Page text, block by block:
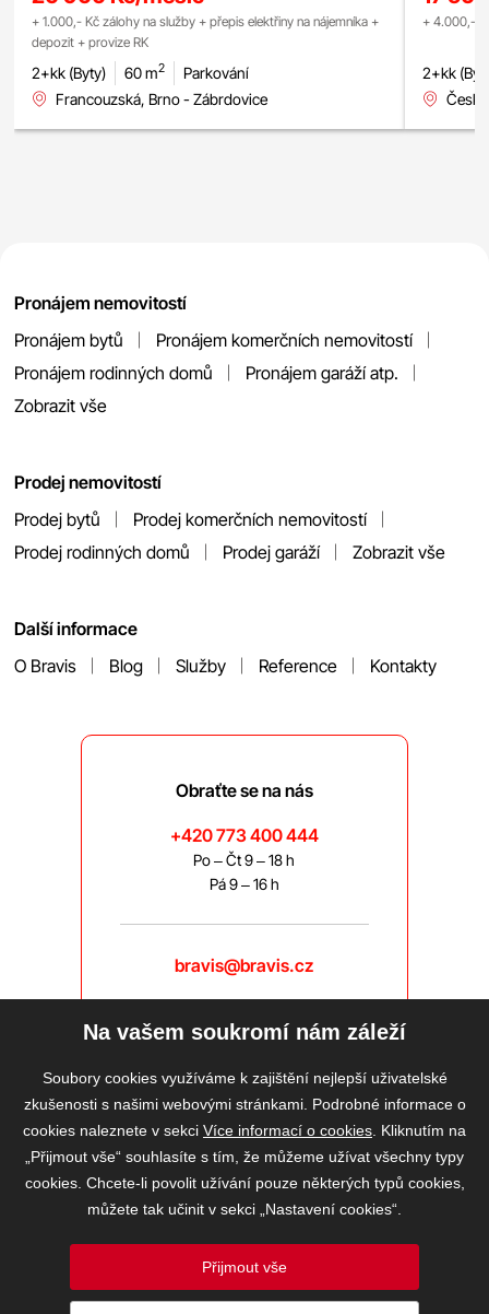
+ 1.000,- Kč zálohy na služby + přepis elektřiny na nájemníka +
depozit + provize RK
2+kk (Byty) 60 m2
Parkování
Francouzská, Brno - Zábrdovice
+ 4.000,-
2+kk
Česká
Pronájem nemovitostí
Pronájem bytů
Pronájem komerčních nemovitostí
Pronájem rodinných domů
Pronájem garáží atp.
Zobrazit vše
Prodej nemovitostí
Prodej bytů
Prodej komerčních nemovitostí
Prodej rodinných domů
Prodej garáží Zobrazit vše
Další informace
O Bravis
Blog Služby Reference Kontakty
Obraťte se na nás
+420 773 400 444
Po – Čt 9 – 18 h
Pá 9 – 16 h
bravis@bravis.cz
Na vašem soukromí nám záleží
Soubory cookies využíváme k zajištění nejlepší uživatelské
zkušenosti s našimi webovými stránkami. Podrobné informace o
cookies naleznete v sekci Více informací o cookies . Kliknutím na
„Přijmout vše“ souhlasíte s tím, že můžeme užívat všechny typy
cookies. Chcete-li povolit užívání pouze některých typů cookies,
můžete tak učinit v sekci „Nastavení cookies“.
Přijmout vše